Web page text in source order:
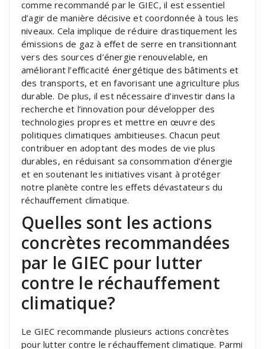
comme recommandé par le GIEC, il est essentiel
d’agir de manière décisive et coordonnée à tous les
niveaux. Cela implique de réduire drastiquement les
émissions de gaz à effet de serre en transitionnant
vers des sources d’énergie renouvelable, en
améliorant l’efficacité énergétique des bâtiments et
des transports, et en favorisant une agriculture plus
durable. De plus, il est nécessaire d’investir dans la
recherche et l’innovation pour développer des
technologies propres et mettre en œuvre des
politiques climatiques ambitieuses. Chacun peut
contribuer en adoptant des modes de vie plus
durables, en réduisant sa consommation d’énergie
et en soutenant les initiatives visant à protéger
notre planète contre les effets dévastateurs du
réchauffement climatique.
Quelles sont les actions
concrètes recommandées
par le GIEC pour lutter
contre le réchauffement
climatique?
Le GIEC recommande plusieurs actions concrètes
pour lutter contre le réchauffement climatique. Parmi